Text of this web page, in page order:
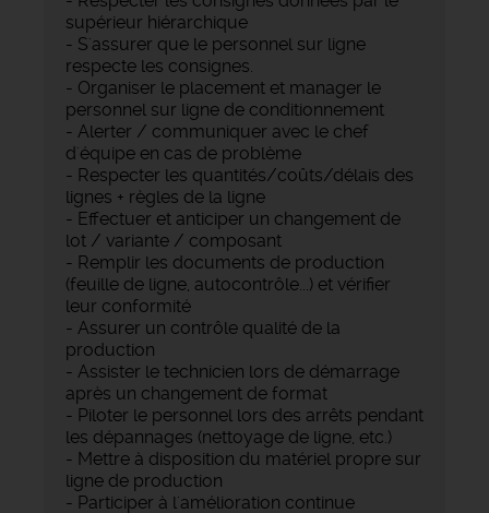
supérieur hiérarchique
- S'assurer que le personnel sur ligne
respecte les consignes.
- Organiser le placement et manager le
personnel sur ligne de conditionnement
- Alerter / communiquer avec le chef
d'équipe en cas de problème
- Respecter les quantités/coûts/délais des
lignes + règles de la ligne
- Effectuer et anticiper un changement de
lot / variante / composant
- Remplir les documents de production
(feuille de ligne, autocontrôle...) et vérifier
leur conformité
- Assurer un contrôle qualité de la
production
- Assister le technicien lors de démarrage
après un changement de format
- Piloter le personnel lors des arrêts pendant
les dépannages (nettoyage de ligne, etc.)
- Mettre à disposition du matériel propre sur
ligne de production
- Participer à l'amélioration continue